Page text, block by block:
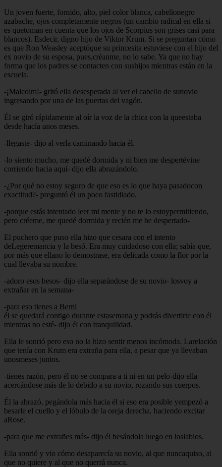
Un joven fuerte, fornido, alto, piel color blanca, cabellonegro
azabache, ojos completamente negros (un cambio radical en ella si
es quetoman en cuenta que los ojos de Scorpius son grises casi para
blancos). Esdecir, digno hijo de Viktor Krum. Si se preguntan cómo
es que Ron Weasley aceptóque su princesita estuviese con el hijo del
ex novio de su esposa, pues,créanme, no lo sabe. Ya que no hay
forma que los padres se contacten con sushijos mientras están en la
escuela.
-¡Malcolm!- gritó ella desesperada al ver el cabello de sunovio
ingresando por una de las puertas del vagón.
Él se giró rápidamente al oír la voz de la chica con la queestaba
desde hacía unos meses.
-llegaste- dijo al verla caminando hacia él.
-lo siento mucho, me quedé dormida y ni bien me despertévine
corriendo hacia aquí- dijo ella abrazándolo.
-¿Por qué no estoy seguro de que eso es lo que haya pasadocon
exactitud?- preguntó él un poco fastidiado.
-porque estás intentado leer mi mente y no te lo estoypermitiendo,
pero créeme, me quedé dormida y recién me he despertado-
El puchero que puso ella hizo que cesara con el intento
deLegeremancia y la besó. Era muy cuidadoso con ella; sabía que,
por más que ellano lo demostrase, era delicada como la flor por la
cual llevaba su nombre.
-adoro esos besos- dijo ella separándose de su novio- losvoy a
extrañar en la semana-
-para eso tienes a Berni
él se quedará contigo durante estasemana y podrás divertirte con él
mientras no esté- dijo él con tranquilidad.
Ella le sonrió pero eso no la hizo sentir menos incómoda. Larelación
que tenía con Krum era extraña para ella, a pesar que ya llevaban
unosmeses juntos.
-tienes razón, pero él no se compara a ti ni en un pelo-dijo ella
acercándose más de lo debido a su novio, rozando sus cuerpos.
Él la abrazó, pegándola más hacia él si eso era posible yempezó a
besarle el cuello y el lóbulo de la oreja derecha, haciendo excitar
aRose.
-para que me extrañes más- dijo él besándola luego en loslabios.
Ella sonrió y vio cómo desaparecía su novio, al que nuncaquiso, al
que no quiere y al que no querrá nunca.